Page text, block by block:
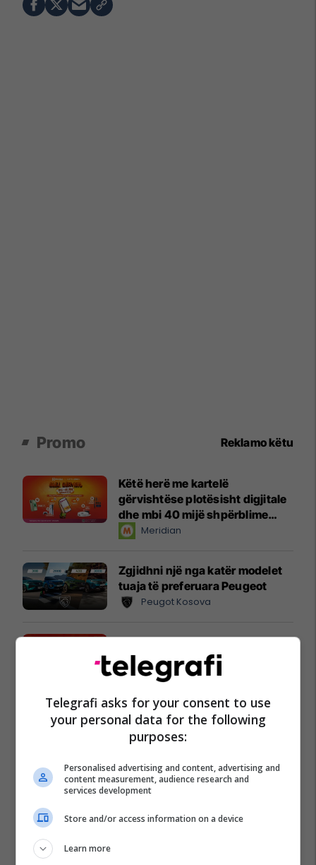
Promo Reklamo këtu
Këtë herë me kartelë
gërvishtëse plotësisht digjitale
dhe mbi 40 mijë shpërblime
instant!Meridian
Zgjidhni një nga katër modelet
tuaja të preferuara Peugeot
Peugot Kosova
IPKO vazhdon partneritetin me
Sunny Hill Festival 2026
IPKO
EXPO DIASPORA 2026 mbahet
më 3, 4 dhe 5 gusht në Prishtinë
Expo Prishtina
Telegrafi asks for your consent to use
your personal data for the following
purposes:
Personalised advertising and content, advertising and
content measurement, audience research and
services development
Store and/or access information on a device
Learn more